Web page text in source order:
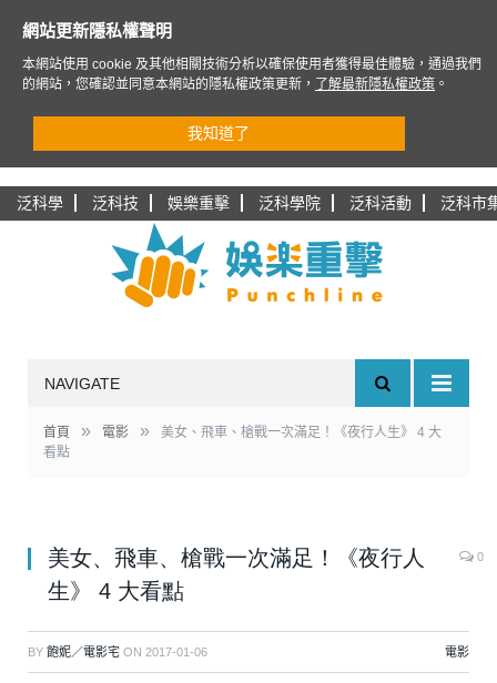
泛科學 泛科技 娛樂重擊 泛科學院 泛科活動 泛科市
NAVIGATE
首頁 » 電影 »
美女、飛車、槍戰一次滿足！《夜行人生》 4 大
看點
美女、飛車、槍戰一次滿足！《夜行人
生》 4 大看點
0
BY 飽妮／電影宅 ON 2017-01-06 電影
網站更新隱私權聲明
本網站使用 cookie 及其他相關技術分析以確保使用者獲得最佳體驗，通過我們
的網站，您確認並同意本網站的隱私權政策更新，
了解最新隱私權政策 。
我知道了